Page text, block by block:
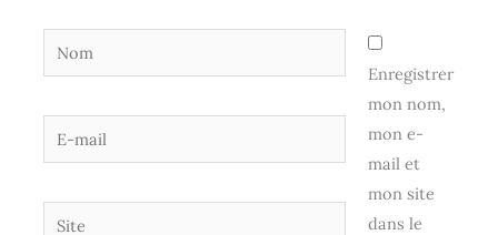
Nom
E-
mail
Site
Enregistrer
mon nom,
mon e-
mail et
mon site
dans le